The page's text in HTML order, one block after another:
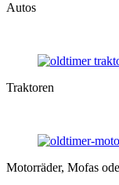
Autos
Traktoren
Motorräder, Mofas